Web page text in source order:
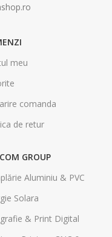
meu
comanda
de retur
GROUP
Aluminiu & PVC
Solara
& Print Digital